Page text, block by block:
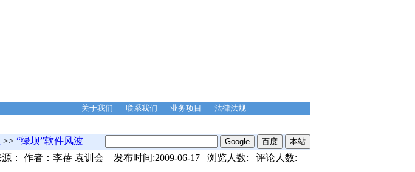
关于我们 联系我们 业务项目 法律法规
>> “绿坝”软件风波
： 作者：李蓓 袁训会
发布时间:2009-06-17 浏览人数: 评论人数: